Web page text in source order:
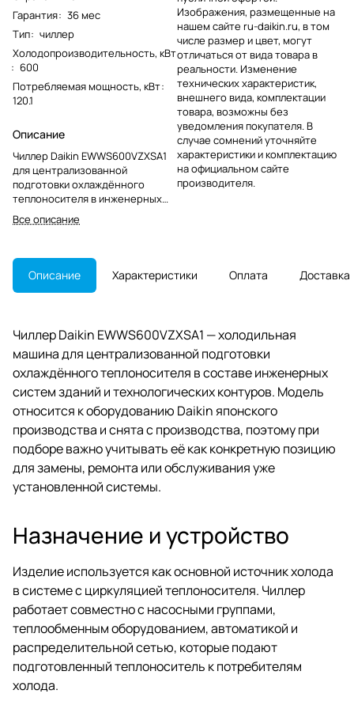
Гарантия: 36 мес
Тип: чиллер
Холодопроизводительность, кВт
: 600
Потребляемая мощность, кВт:
120.1
Описание
Чиллер Daikin EWWS600VZXSA1
для централизованной
подготовки охлаждённого
теплоносителя в инженерных
системах. Модель снята с
производства и актуальна для
обслуживания действующих
установок.
Все описание
Изображения, размещенные на
нашем сайте ru-daikin.ru, в том
числе размер и цвет, могут
отличаться от вида товара в
реальности. Изменение
технических характеристик,
внешнего вида, комплектации
товара, возможны без
уведомления покупателя. В
случае сомнений уточняйте
характеристики и комплектацию
на официальном сайте
производителя.
Описание Характеристики Оплата Доставка
Чиллер Daikin EWWS600VZXSA1 — холодильная
машина для централизованной подготовки
охлаждённого теплоносителя в составе инженерных
систем зданий и технологических контуров. Модель
относится к оборудованию Daikin японского
производства и снята с производства, поэтому при
подборе важно учитывать её как конкретную позицию
для замены, ремонта или обслуживания уже
установленной системы.
Назначение и устройство
Изделие используется как основной источник холода
в системе с циркуляцией теплоносителя. Чиллер
работает совместно с насосными группами,
теплообменным оборудованием, автоматикой и
распределительной сетью, которые подают
подготовленный теплоноситель к потребителям
холода.